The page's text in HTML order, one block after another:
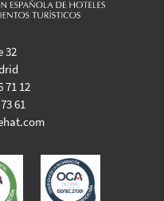
32
71 12
61